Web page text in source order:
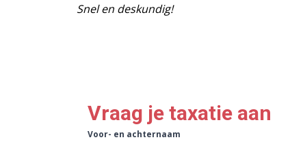
Snel en deskundig!
Vraag je taxatie aan
Voor- en achternaam